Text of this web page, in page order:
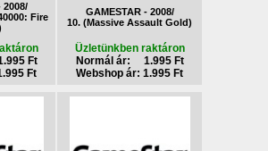
2008/
Fire
Ft
Ft
GAMESTAR - 2008/
10. (Massive Assault Gold)
Üzletünkben raktáron
Normál ár: 1.995 Ft
Webshop ár: 1.995 Ft